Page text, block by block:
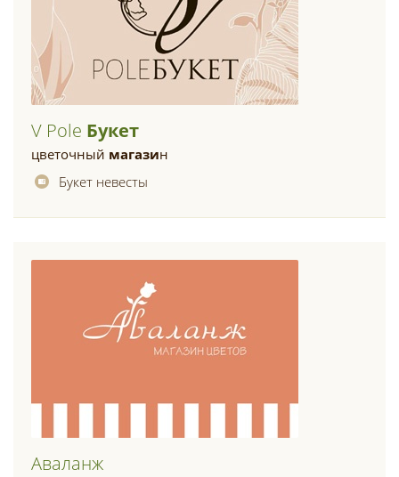
V Pole Букет
цветочный магазин
Букет невесты
Аваланж